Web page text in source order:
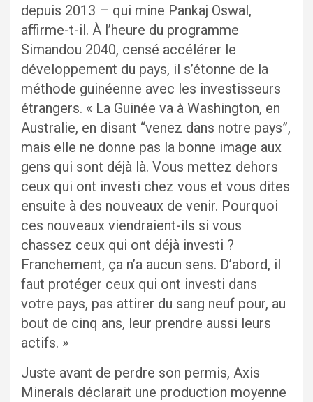
depuis 2013 – qui mine Pankaj Oswal,
affirme-t-il. À l’heure du programme
Simandou 2040, censé accélérer le
développement du pays, il s’étonne de la
méthode guinéenne avec les investisseurs
étrangers. « La Guinée va à Washington, en
Australie, en disant “venez dans notre pays”,
mais elle ne donne pas la bonne image aux
gens qui sont déjà là. Vous mettez dehors
ceux qui ont investi chez vous et vous dites
ensuite à des nouveaux de venir. Pourquoi
ces nouveaux viendraient-ils si vous
chassez ceux qui ont déjà investi ?
Franchement, ça n’a aucun sens. D’abord, il
faut protéger ceux qui ont investi dans
votre pays, pas attirer du sang neuf pour, au
bout de cinq ans, leur prendre aussi leurs
actifs. »
Juste avant de perdre son permis, Axis
Minerals déclarait une production moyenne